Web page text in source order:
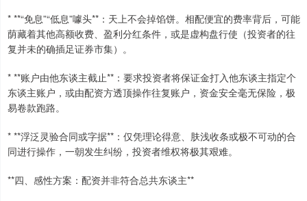
* **“免息”“低息”噱头**：天上不会掉馅饼。相配便宜的费率背后，可能
荫藏着其他高额收费、盈利分红条件，或是虚构盘行使（投资者的往
复并未的确插足证券市集）。
* **账户由他东谈主截止**：要求投资者将保证金打入他东谈主指定个
东谈主账户，或由配资方透顶操作往复账户，资金安全毫无保险，极
易卷款跑路。
* **浮泛灵验合同或字据**：仅凭理论得意、肤浅收条或极不可动的合
同进行操作，一朝发生纠纷，投资者维权将极其艰难。
**四、感性方案：配资并非符合总共东谈主**